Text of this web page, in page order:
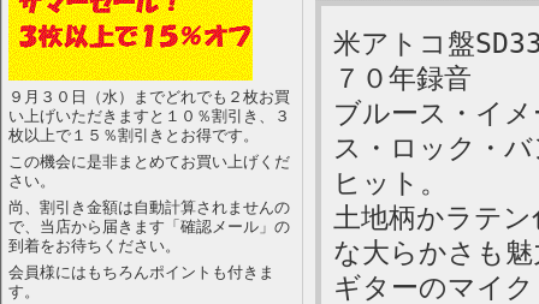
９月３０日（水）までどれでも２枚お買
い上げいただきますと１０％割引き、３
枚以上で１５％割引きとお得です。
この機会に是非まとめてお買い上げくだ
さい。
尚、割引き金額は自動計算されませんの
で、当店から届きます「確認メール」の
到着をお待ちください。
会員様にはもちろんポイントも付きま
す。
米アトコ盤
７０年録音
ブルース・イ
ス・ロック・
ヒット。
土地柄かラテ
な大らかさも
ギターのマイ